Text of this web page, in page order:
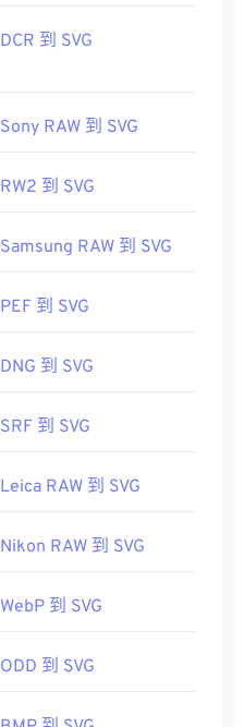
DCR 到 SVG
Sony RAW 到 SVG
RW2 到 SVG
Samsung RAW 到 SVG
PEF 到 SVG
DNG 到 SVG
SRF 到 SVG
Leica RAW 到 SVG
Nikon RAW 到 SVG
WebP 到 SVG
ODD 到 SVG